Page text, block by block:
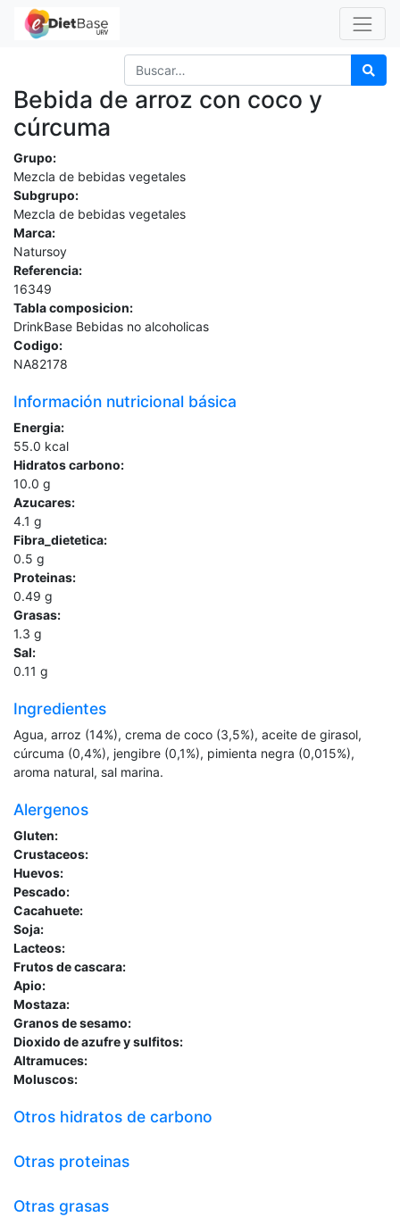
Bebida de arroz con coco y
cúrcuma
Grupo:
Mezcla de bebidas vegetales
Subgrupo:
Mezcla de bebidas vegetales
Marca:
Natursoy
Referencia:
16349
Tabla composicion:
DrinkBase Bebidas no alcoholicas
Codigo:
NA82178
Información nutricional básica
Energia:
55.0 kcal
Hidratos carbono:
10.0 g
Azucares:
4.1 g
Fibra_dietetica:
0.5 g
Proteinas:
0.49 g
Grasas:
1.3 g
Sal:
0.11 g
Ingredientes
Agua, arroz (14%), crema de coco (3,5%), aceite de girasol,
cúrcuma (0,4%), jengibre (0,1%), pimienta negra (0,015%),
aroma natural, sal marina.
Alergenos
Gluten:
Crustaceos:
Huevos:
Pescado:
Cacahuete:
Soja:
Lacteos:
Frutos de cascara:
Apio:
Mostaza:
Granos de sesamo:
Dioxido de azufre y sulfitos:
Altramuces:
Moluscos:
Otros hidratos de carbono
Otras proteinas
Otras grasas